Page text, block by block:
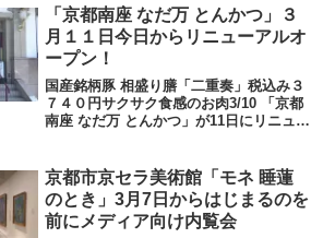
ルツアイスⅡ型投影機」とのコラボレー
ションが楽しめる。カ...
「京都南座 なだ万 とんかつ」３
月１１日今日からリニューアルオ
ープン！
国産銘柄豚 相盛り膳「二重奏」税込み３
７４０円サクサク食感のお肉3/10 「京都
南座 なだ万 とんかつ」が11日にリニュー
した絵が飾られている。実際に実食した
サクサクの...
京都市京セラ美術館「モネ 睡蓮
のとき」3月7日からはじまるのを
前にメディア向け内覧会